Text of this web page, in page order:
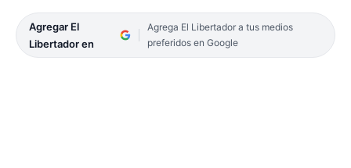
Agregar El
Libertador en
Agrega El Libertador a tus medios
preferidos en Google